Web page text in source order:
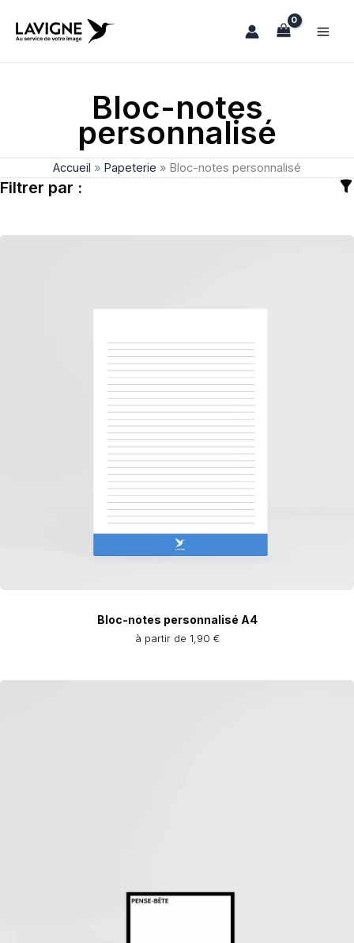
Bloc-notes
personnalisé
Accueil » Papeterie » Bloc-notes personnalisé
Filtrer par :
Bloc-notes personnalisé A4
à partir de 1,90 €